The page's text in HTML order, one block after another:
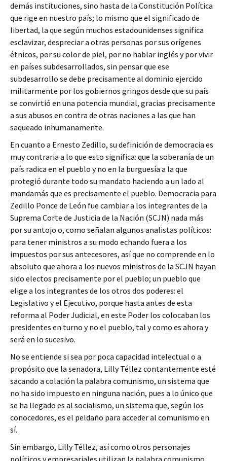
demás instituciones, sino hasta de la Constitución Política
que rige en nuestro país; lo mismo que el significado de
libertad, la que según muchos estadounidenses significa
esclavizar, despreciar a otras personas por sus orígenes
étnicos, por su color de piel, por no hablar inglés y por vivir
en países subdesarrollados, sin pensar que ese
subdesarrollo se debe precisamente al dominio ejercido
militarmente por los gobiernos gringos desde que su país
se convirtió en una potencia mundial, gracias precisamente
a sus abusos en contra de otras naciones a las que han
saqueado inhumanamente.
En cuanto a Ernesto Zedillo, su definición de democracia es
muy contraria a lo que esto significa: que la soberanía de un
país radica en el pueblo y no en la burguesía a la que
protegió durante todo su mandato haciendo a un lado al
mandamás que es precisamente el pueblo. Democracia para
Zedillo Ponce de León fue cambiar a los integrantes de la
Suprema Corte de Justicia de la Nación (SCJN) nada más
por su antojo o, como señalan algunos analistas políticos:
para tener ministros a su modo echando fuera a los
impuestos por sus antecesores, así que no comprende en lo
absoluto que ahora a los nuevos ministros de la SCJN hayan
sido electos precisamente por el pueblo; un pueblo que
elige a los integrantes de los otros dos poderes: el
Legislativo y el Ejecutivo, porque hasta antes de esta
reforma al Poder Judicial, en este Poder los colocaban los
presidentes en turno y no el pueblo, tal y como es ahora y
será en lo sucesivo.
No se entiende si sea por poca capacidad intelectual o a
propósito que la senadora, Lilly Téllez contantemente esté
sacando a colación la palabra comunismo, un sistema que
no ha sido impuesto en ninguna nación, pues a lo único que
se ha llegado es al socialismo, un sistema que, según los
conocedores, es el peldaño para acceder al comunismo en
sí.
Sin embargo, Lilly Téllez, así como otros personajes
políticos y empresariales utilizan la palabra comunismo